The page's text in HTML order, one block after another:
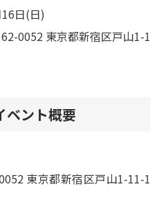
日(日)
0052 東京都新宿区戸山1-1
ベント概要
東京都新宿区戸山1-11-1